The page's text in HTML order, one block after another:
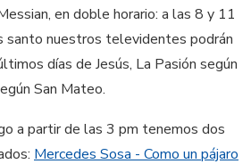
en doble horario: a las 8 y 11
santo nuestros televidentes podrán
días de Jesús, La Pasión según
San Mateo.
a partir de las 3 pm tenemos dos
Mercedes Sosa - Como un pájaro